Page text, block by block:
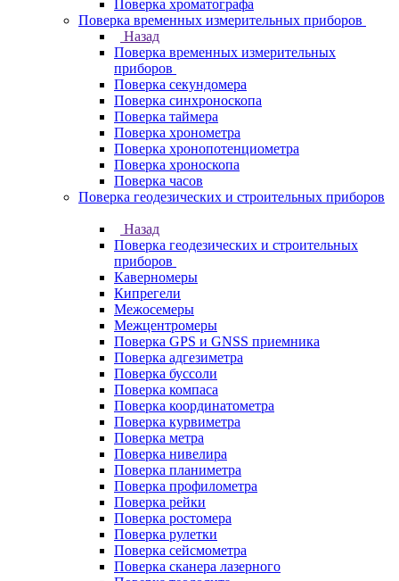
Поверка хроматографа
Поверка временных измерительных приборов
Назад
Поверка временных измерительных
приборов
Поверка секундомера
Поверка синхроноскопа
Поверка таймера
Поверка хронометра
Поверка хронопотенциометра
Поверка хроноскопа
Поверка часов
Поверка геодезических и строительных приборов
Назад
Поверка геодезических и строительных
приборов
Каверномеры
Кипрегели
Межосемеры
Межцентромеры
Поверка GPS и GNSS приемника
Поверка адгезиметра
Поверка буссоли
Поверка компаса
Поверка координатометра
Поверка курвиметра
Поверка метра
Поверка нивелира
Поверка планиметра
Поверка профилометра
Поверка рейки
Поверка ростомера
Поверка рулетки
Поверка сейсмометра
Поверка сканера лазерного